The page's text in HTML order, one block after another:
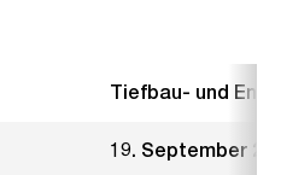
Tiefbau- und
19. September